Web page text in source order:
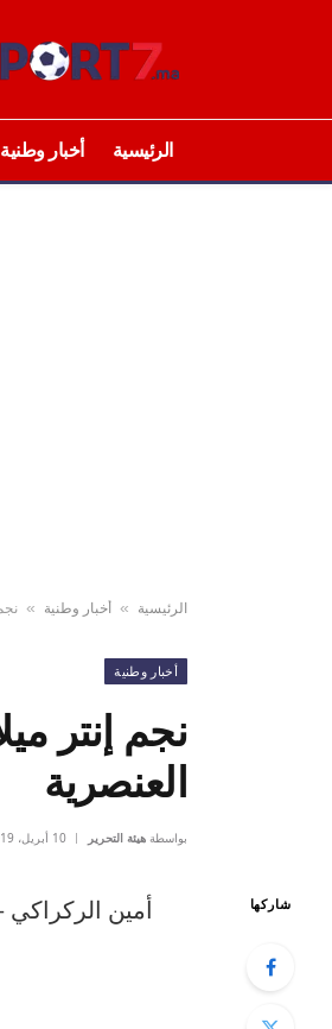
الرئيسية أخبار وطنية
الرئيسية » أخبار وطنية »
أخبار وطنية
نجم إنتر
العنصرية
بواسطة هيئة التحرير 10 أبريل، 2019
شاركها أمين